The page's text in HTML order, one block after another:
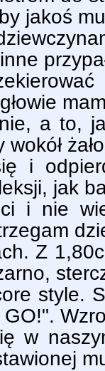
jakoś
a to,
i
jak
i nie
Z
style.
w